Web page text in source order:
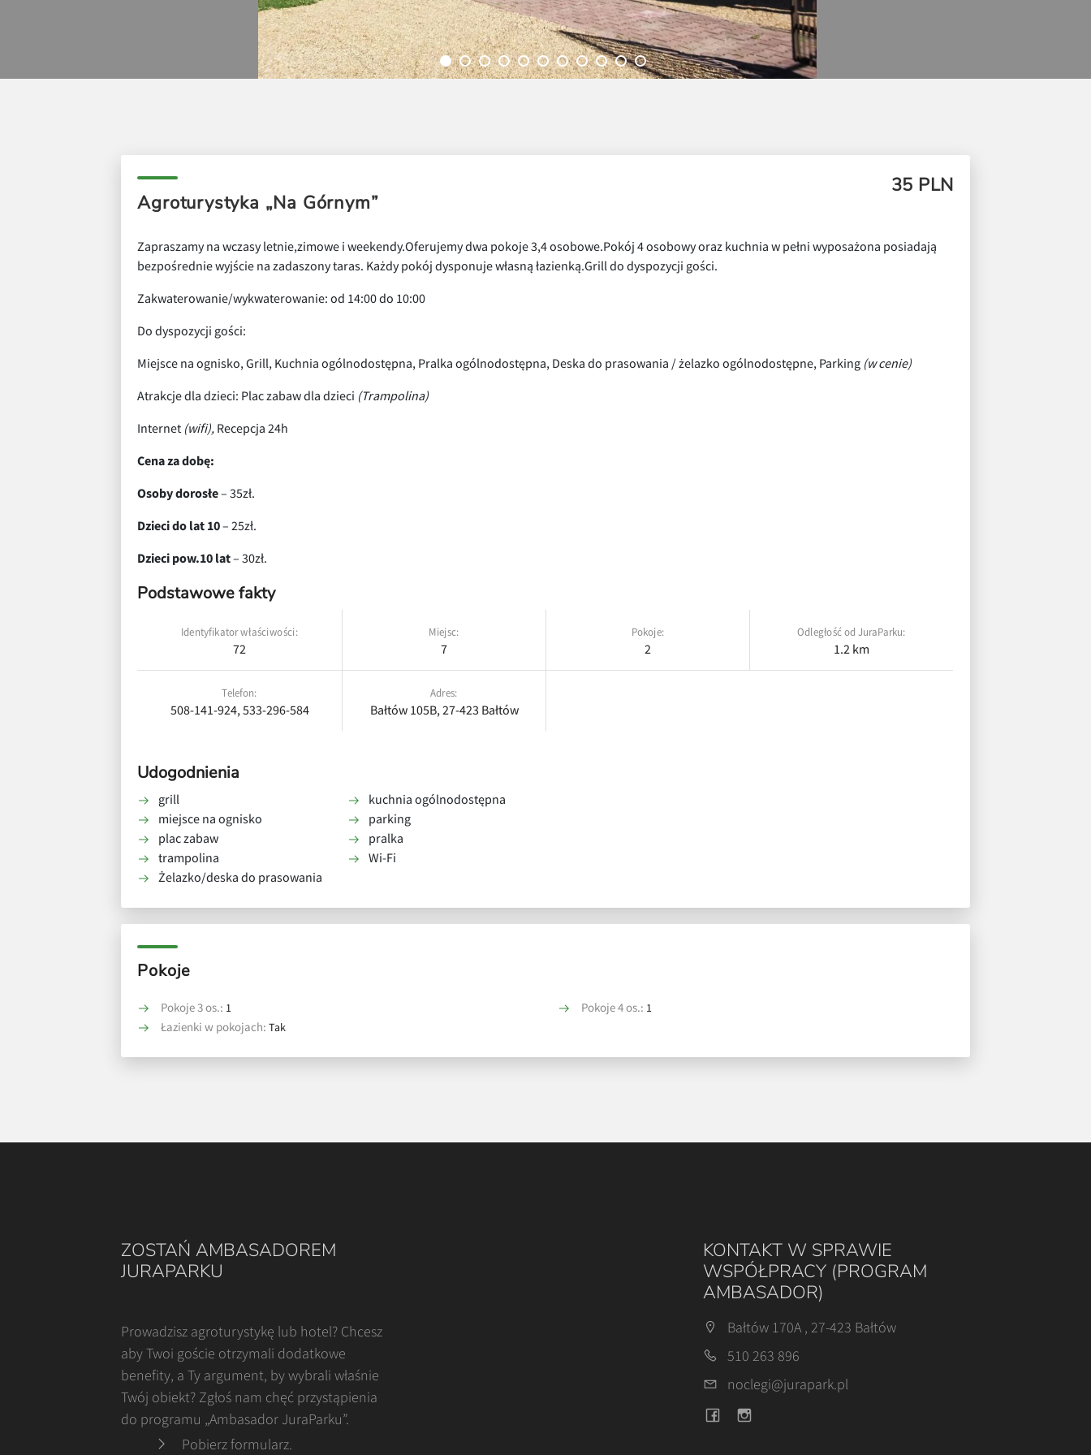
Agroturystyka „Na Górnym”
35 PLN
Zapraszamy na wczasy letnie,zimowe i weekendy.Oferujemy dwa pokoje 3,4 osobowe.Pokój 4 osobowy oraz kuchnia w pełni wyposażona posiadają
bezpośrednie wyjście na zadaszony taras. Każdy pokój dysponuje własną łazienką.Grill do dyspozycji gości.
Zakwaterowanie/wykwaterowanie: od 14:00 do 10:00
Do dyspozycji gości:
Miejsce na ognisko, Grill, Kuchnia ogólnodostępna, Pralka ogólnodostępna, Deska do prasowania / żelazko ogólnodostępne, Parking (w cenie)
Atrakcje dla dzieci: Plac zabaw dla dzieci (Trampolina)
Internet (wifi), Recepcja 24h
Cena za dobę:
Osoby dorosłe– 35zł.
Dzieci do lat 10– 25zł.
Dzieci pow.10 lat– 30zł.
Podstawowe fakty
Identyfikator właściwości:
72
Miejsc:
7
Pokoje:
2
Odległość od JuraParku:
1.2 km
Telefon:
508-141-924, 533-296-584
Adres:
Bałtów 105B, 27-423 Bałtów
Udogodnienia
grill
kuchnia ogólnodostępna
miejsce na ognisko
parking
plac zabaw
pralka
trampolina
Wi-Fi
Żelazko/deska do prasowania
Pokoje
Pokoje 3 os.: 1 Pokoje 4 os.: 1
Łazienki w pokojach:Tak
ZOSTAŃ AMBASADOREM
JURAPARKU
Prowadzisz agroturystykę lub hotel? Chcesz
aby Twoi goście otrzymali dodatkowe
benefity, a Ty argument, by wybrali właśnie
Twój obiekt? Zgłoś nam chęć przystąpienia
do programu „Ambasador JuraParku”.
Pobierz formularz
KONTAKT W SPRAWIE
WSPÓŁPRACY (PROGRAM
AMBASADOR)
Bałtów 170A , 27-423 Bałtów
510 263 896
noclegi@jurapark.pl